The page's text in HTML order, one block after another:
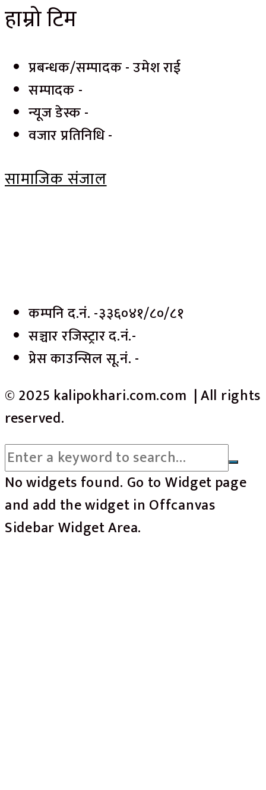
हाम्रो टिम
प्रबन्धक/सम्पादक - उमेश राई
सम्पादक -
न्यूज डेस्क -
वजार प्रतिनिधि -
सामाजिक संजाल
कम्पनि द.नं. -३३६०४१/८०/८१
सञ्चार रजिस्ट्रार द.नं.-
प्रेस काउन्सिल सू.नं. -
© 2025 kalipokhari.com.com | All rights
reserved.
No widgets found. Go to Widget page
and add the widget in Offcanvas
Sidebar Widget Area.